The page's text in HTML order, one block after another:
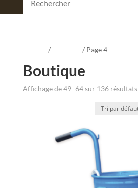
/ / Page 4
Boutique
Affichage de 49–64 sur 136 résultats